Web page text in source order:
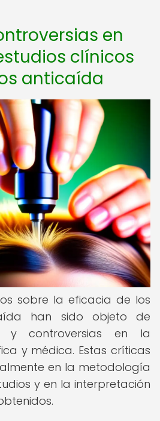
en
clínicos
anticaída
sobre la eficacia de los
han sido objeto de
y controversias en la
y médica. Estas críticas
en la metodología
y en la interpretación